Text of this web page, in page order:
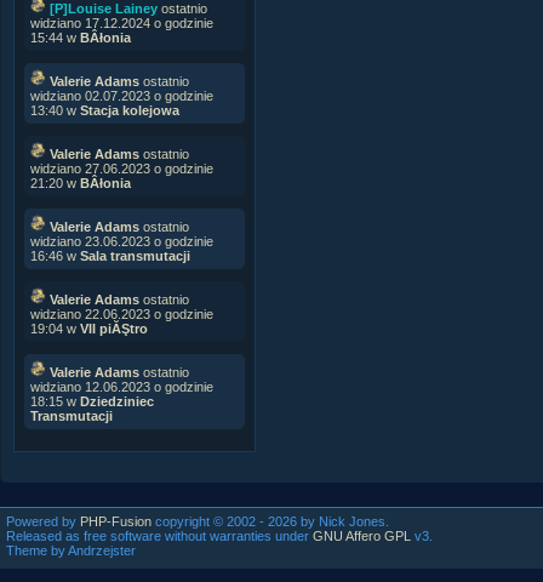
[P]Louise Lainey ostatnio
widziano 17.12.2024 o godzinie
15:44 w BÂłonia
Valerie Adams ostatnio
widziano 02.07.2023 o godzinie
13:40 w Stacja kolejowa
Valerie Adams ostatnio
widziano 27.06.2023 o godzinie
21:20 w BÂłonia
Valerie Adams ostatnio
widziano 23.06.2023 o godzinie
16:46 w Sala transmutacji
Valerie Adams ostatnio
widziano 22.06.2023 o godzinie
19:04 w VII piĂŞtro
Valerie Adams ostatnio
widziano 12.06.2023 o godzinie
18:15 w Dziedziniec
Transmutacji
Powered by PHP-Fusion copyright © 2002 - 2026 by Nick Jones.
Released as free software without warranties under GNU Affero GPL
v3.
Theme by Andrzejster